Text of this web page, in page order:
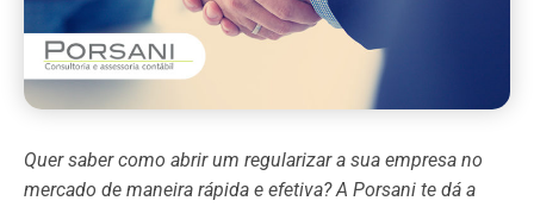
Quer saber como abrir um regularizar a sua empresa no
mercado de maneira rápida e efetiva? A Porsani te dá a